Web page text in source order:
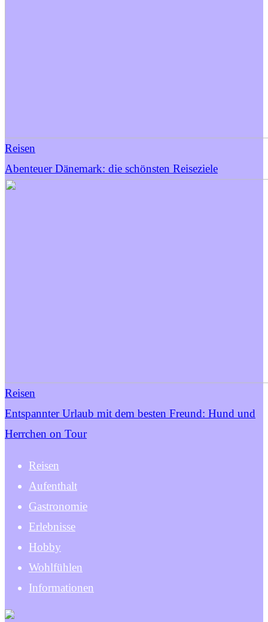
Reisen
Abenteuer Dänemark: die schönsten Reiseziele
Reisen
Entspannter Urlaub mit dem besten Freund: Hund und
Herrchen on Tour
Reisen
Aufenthalt
Gastronomie
Erlebnisse
Hobby
Wohlfühlen
Informationen